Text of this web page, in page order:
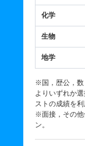
化学
生物
地学
※国，歴公，数
よりいずれか
ストの成績を利
※面接，その他
ン。